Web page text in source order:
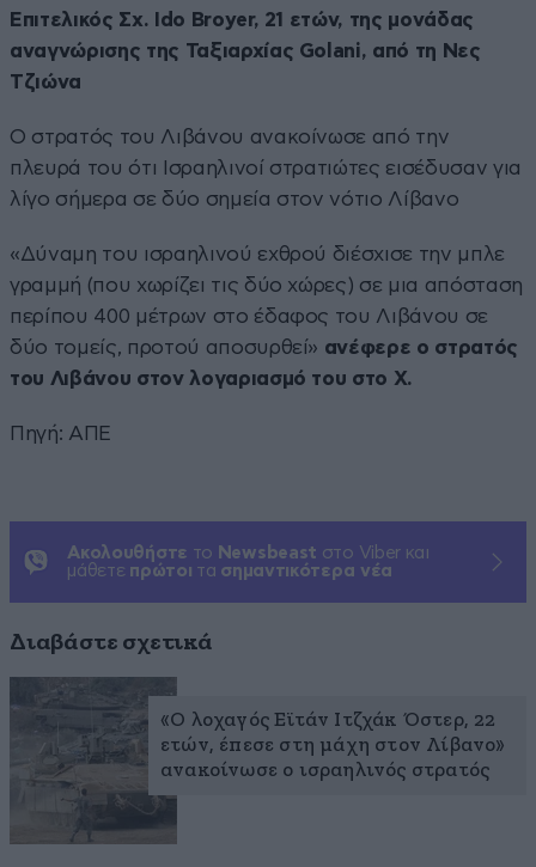
Επιτελικός Σχ. Ido Broyer, 21 ετών, της μονάδας
αναγνώρισης της Ταξιαρχίας Golani, από τη Νες
Τζιώνα
Ο στρατός του Λιβάνου ανακοίνωσε από την
πλευρά του ότι Ισραηλινοί στρατιώτες εισέδυσαν για
λίγο σήμερα σε δύο σημεία στον νότιο Λίβανο
«Δύναμη του ισραηλινού εχθρού διέσχισε την μπλε
γραμμή (που χωρίζει τις δύο χώρες) σε μια απόσταση
περίπου 400 μέτρων στο έδαφος του Λιβάνου σε
δύο τομείς, προτού αποσυρθεί» ανέφερε ο στρατός
του Λιβάνου στον λογαριασμό του στο X.
Πηγή: ΑΠΕ
Ακολουθήστε το Newsbeast στο Viber και
μάθετε πρώτοι τα σημαντικότερα νέα
Διαβάστε σχετικά
«Ο λοχαγός Εϊτάν Ιτζχάκ Όστερ, 22
ετών, έπεσε στη μάχη στον Λίβανο»
ανακοίνωσε ο ισραηλινός στρατός